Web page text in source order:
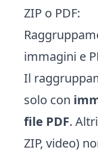
ZIP o PDF:
immagini e
Il
solo con
file PDF.
ZIP, video)